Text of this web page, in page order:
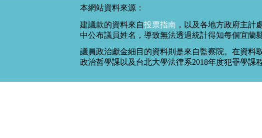
本網站資料來源：
建議款的資料來自投票指南 ，以及各地方政府主
中公布議員姓名，導致無法透過統計得知每個宜蘭
議員政治獻金細目的資料則是來自監察院。在資料
政治哲學課以及台北大學法律系2018年度犯罪學課